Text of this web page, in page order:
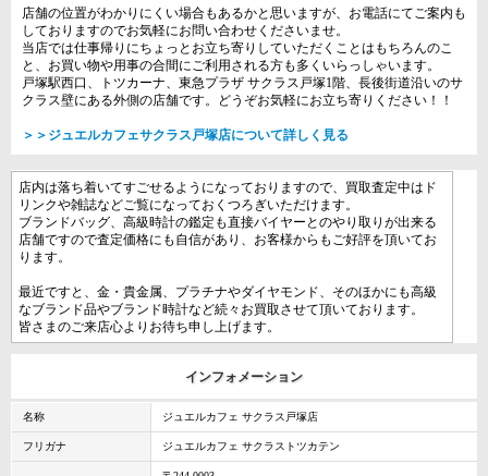
店舗の位置がわかりにくい場合もあるかと思いますが、お電話にてご案内も
しておりますのでお気軽にお問い合わせくださいませ。
当店では仕事帰りにちょっとお立ち寄りしていただくことはもちろんのこ
と、お買い物や用事の合間にご利用される方も多くいらっしゃいます。
戸塚駅西口、トツカーナ、東急プラザ サクラス戸塚1階、長後街道沿いのサ
クラス壁にある外側の店舗です。どうぞお気軽にお立ち寄りください！！
＞＞ジュエルカフェサクラス戸塚店について詳しく見る
店内は落ち着いてすごせるようになっておりますので、買取査定中はド
リンクや雑誌などご覧になっておくつろぎいただけます。
ブランドバッグ、高級時計の鑑定も直接バイヤーとのやり取りが出来る
店舗ですので査定価格にも自信があり、お客様からもご好評を頂いてお
ります。
最近ですと、金・貴金属、プラチナやダイヤモンド、そのほかにも高級
なブランド品やブランド時計など続々お買取させて頂いております。
皆さまのご来店心よりお待ち申し上げます。
インフォメーション
名称 ジュエルカフェ サクラス戸塚店
フリガナ ジュエルカフェ サクラストツカテン